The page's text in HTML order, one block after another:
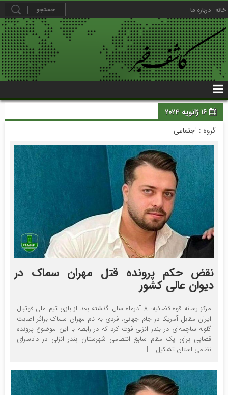
خانه درباره ما
16 ژانویه 2024
گروه : اجتماعی
نقض حکم پرونده قتل مهران سماک در
دیوان عالی کشور
مرکز رسانه قوه قضائیه: ۸ آذرماه سال گذشته بعد از بازی تیم ملی فوتبال
ایران مقابل آمریکا در جام جهانی، فردی به نام مهران سماک براثر اصابت
گلوله ساچمه‌ای در بندر انزلی فوت کرد که در رابطه با این موضوع پرونده
قضایی برای یک مقام سابق انتظامی شهرستان بندر انزلی در دادسرای
نظامی استان تشکیل […]